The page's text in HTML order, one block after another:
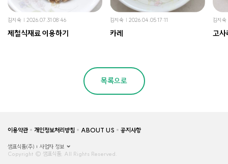
김지숙 2026.07.31 08:46
제철식재료 이용하기
김지숙 2026.04.05 17:11
카레
김지숙
고사
목록으로
이용약관 개인정보처리방침 ABOUT US 공지사항
샘표식품(주)
사업자 정보
Copyright © 샘표식품, All Rights Reserved.